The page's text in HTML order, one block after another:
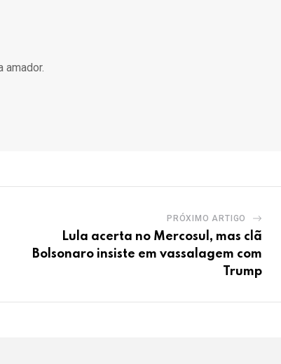
amador.
PRÓXIMO ARTIGO
Lula acerta no Mercosul, mas clã
Bolsonaro insiste em vassalagem com
Trump